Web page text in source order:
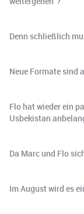
Denn schließlich
Neue Formate sind
Flo hat wieder ein
Usbekistan
Da Marc und Flo
Im August wird es